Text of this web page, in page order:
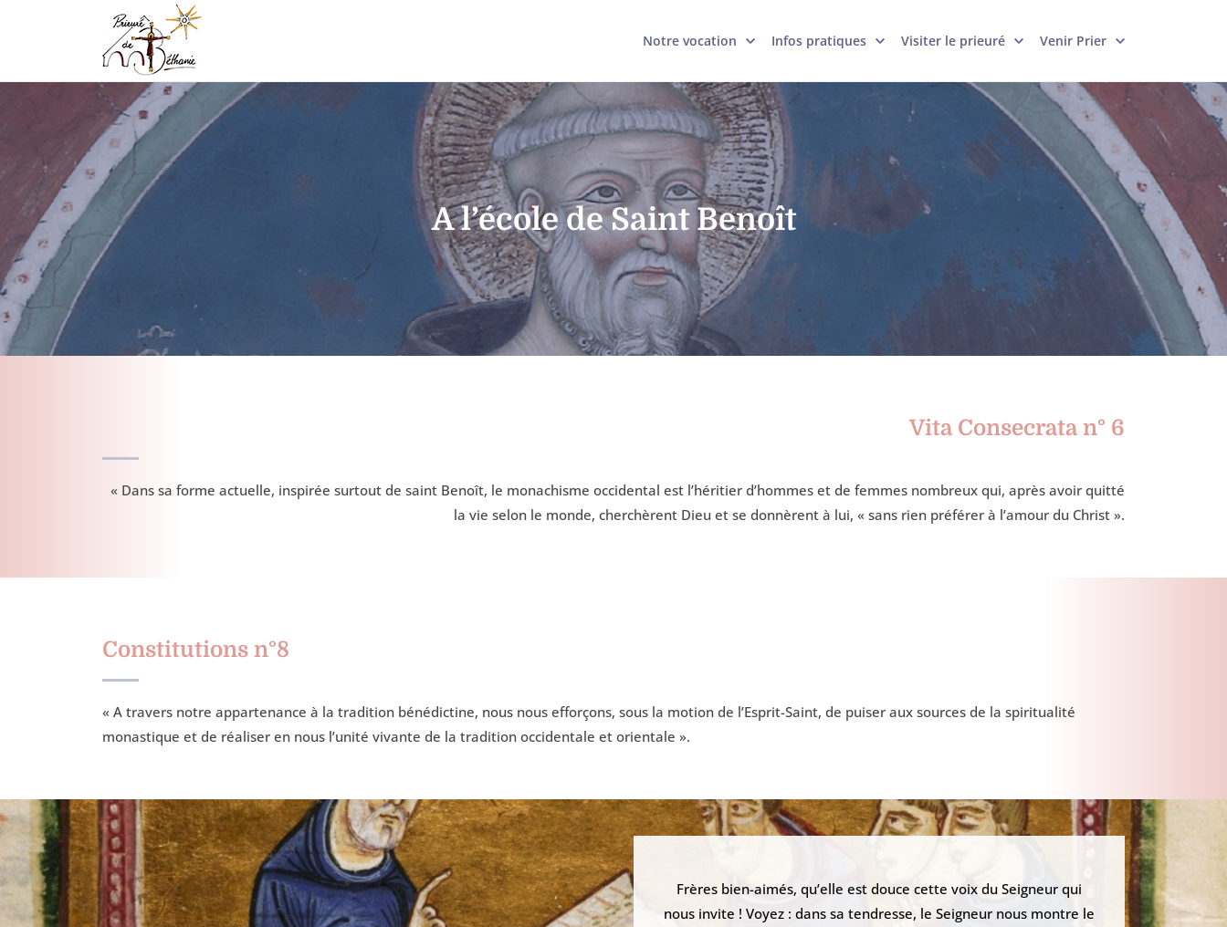
Notre vocation Infos pratiques Visiter le prieuré Venir Prier
A l’école de Saint Benoît
Vita Consecrata n° 6
« Dans sa forme actuelle, inspirée surtout de saint Benoît, le monachisme occidental est l’héritier d’hommes et de femmes nombreux qui, après avoir quitté
la vie selon le monde, cherchèrent Dieu et se donnèrent à lui, « sans rien préférer à l’amour du Christ ».
Constitutions n°8
« A travers notre appartenance à la tradition bénédictine, nous nous efforçons, sous la motion de l’Esprit-Saint, de puiser aux sources de la spiritualité
monastique et de réaliser en nous l’unité vivante de la tradition occidentale et orientale ».
Frères bien-aimés, qu’elle est douce cette voix du Seigneur qui
nous invite ! Voyez : dans sa tendresse, le Seigneur nous montre le